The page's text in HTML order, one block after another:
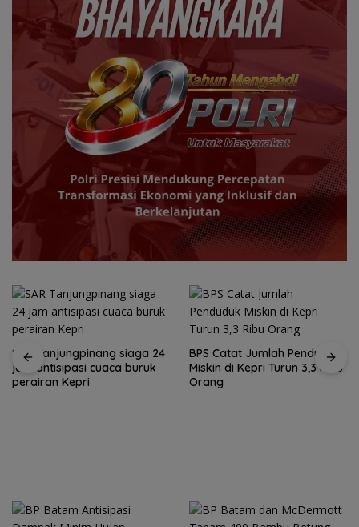
BPS Catat Jumlah Penduduk
Miskin di Kepri Turun 3,3 Ribu
Orang
Ketegangan di Meja Makan: